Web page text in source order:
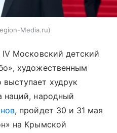
Media.ru
Московский детский
художественным
худрук
наций, народный
, пройдет 30 и 31 мая
на Крымской